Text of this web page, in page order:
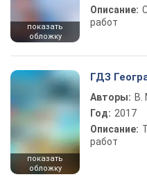
показать
обложку
Описание:
работ
показать
обложку
ГДЗ
Авторы: В.
Год: 2017
Описание:
работ